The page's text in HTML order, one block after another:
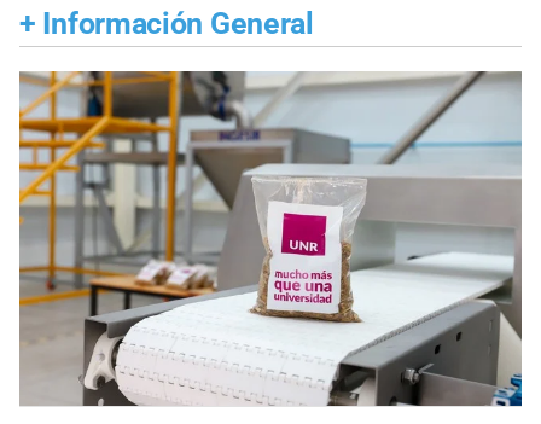
+ Información General